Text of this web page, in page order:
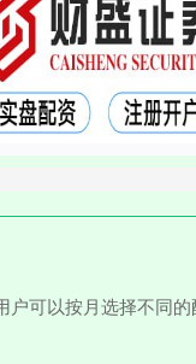
可以按月选择不同